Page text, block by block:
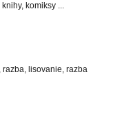
komiksy ...
razba, lisovanie, razba